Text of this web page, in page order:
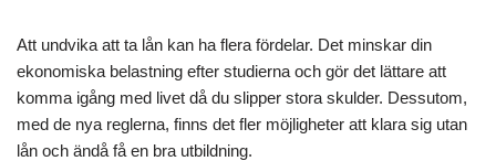
Att undvika att ta lån kan ha flera fördelar. Det minskar din
ekonomiska belastning efter studierna och gör det lättare att
komma igång med livet då du slipper stora skulder. Dessutom,
med de nya reglerna, finns det fler möjligheter att klara sig utan
lån och ändå få en bra utbildning.